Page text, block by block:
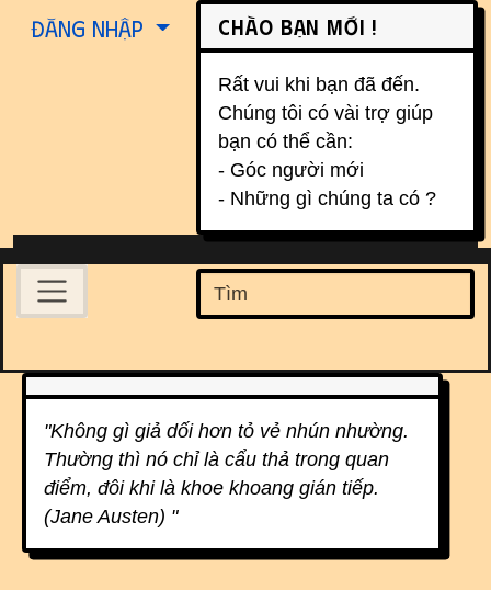
Site identity, navigation, etc.
Đăng nhập Chào bạn mới !
Rất vui khi bạn đã đến.
Chúng tôi có vài trợ giúp
bạn có thể cần:
- Góc người mới
- Những gì chúng ta có ?
Navigation and related
Related content
"Không gì giả dối hơn tỏ vẻ nhún nhường.
Thường thì nó chỉ là cẩu thả trong quan
điểm, đôi khi là khoe khoang gián tiếp.
(Jane Austen) "